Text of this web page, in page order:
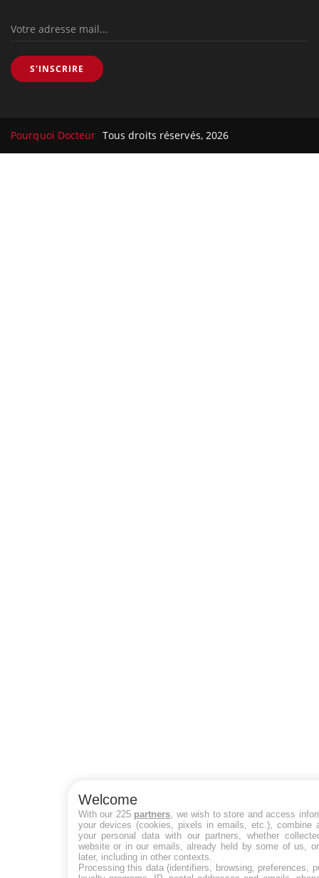
S'INSCRIRE
Pourquoi Docteur Tous droits réservés, 2026
Welcome
With our 225 partners , we wish to store and access
your devices (cookies, pixels in emails, etc.), combine
your personal data with our partners, whether
website or in our emails, already held by some of us,
later, including in other contexts.
Processing this data (identifiers, browsing, preferences,